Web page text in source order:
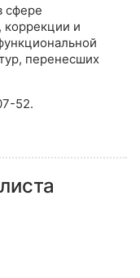
сфере
коррекции и
перенесших
52.